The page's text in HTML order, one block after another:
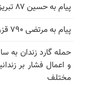
پیام به حسین ۸۷ تبریز
پیام به مرتضی ۷۹۰ قزوین
و اعمال فشار بر
مختلف